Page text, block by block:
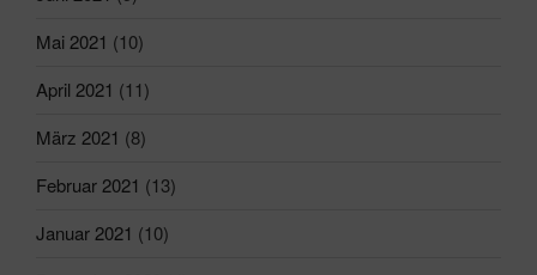
Mai 2021 (10)
April 2021 (11)
März 2021 (8)
Februar 2021 (13)
Januar 2021 (10)